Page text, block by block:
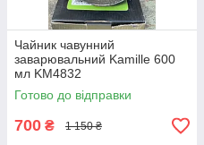
Чайник чавунний
заварювальний Kamille 600
мл KM4832
Готово до відправки
700 ₴ 1 150 ₴